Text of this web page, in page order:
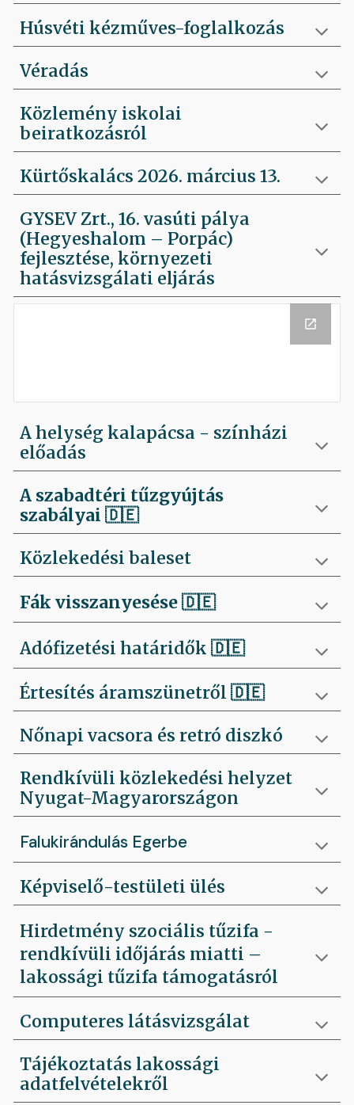
Húsvéti kézműves-foglalkozás
Véradás
Közlemény iskolai
beiratkozásról
Kürtőskalács 2026. március 13.
GYSEV Zrt., 16. vasúti pálya
(Hegyeshalom – Porpác)
fejlesztése, környezeti
hatásvizsgálati eljárás
A helység kalapácsa - színházi
előadás
A szabadtéri tűzgyújtás
szabályai🇩🇪
Közlekedési baleset
Fák visszanyesése🇩🇪
Adófizetési határidők 🇩🇪
Értesítés áramszünetről 🇩🇪
Nőnapi vacsora és retró diszkó
Rendkívüli közlekedési helyzet
Nyugat-Magyarországon
Falukirándulás Egerbe
Képviselő-testületi ülés
Hirdetmény szociális tűzifa -
rendkívüli időjárás miatti –
lakossági tűzifa támogatásról
Computeres látásvizsgálat
Tájékoztatás lakossági
adatfelvételekről